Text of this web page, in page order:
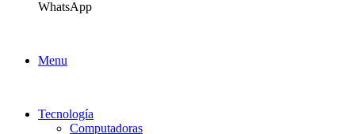
WhatsApp
Menu
Tecnología
Computadoras